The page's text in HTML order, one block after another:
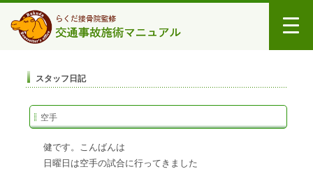
スタッフ日記
空手
健です。こんばんは
日曜日は空手の試合に行ってきました